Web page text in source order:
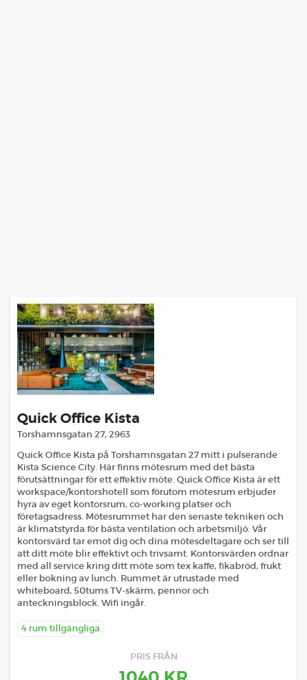
Quick Office Kista
Torshamnsgatan 27, 2963
Quick Office Kista på Torshamnsgatan 27 mitt i pulserande
Kista Science City. Här finns mötesrum med det bästa
förutsättningar för ett effektiv möte. Quick Office Kista är ett
workspace/kontorshotell som förutom mötesrum erbjuder
hyra av eget kontorsrum, co-working platser och
företagsadress. Mötesrummet har den senaste tekniken och
är klimatstyrda för bästa ventilation och arbetsmiljö. Vår
kontorsvärd tar emot dig och dina mötesdeltagare och ser till
att ditt möte blir effektivt och trivsamt. Kontorsvärden ordnar
med all service kring ditt möte som tex kaffe, fikabröd, frukt
eller bokning av lunch. Rummet är utrustade med
whiteboard, 50tums TV-skärm, pennor och
anteckningsblock. Wifi ingår.
4 rum tillgängliga
PRIS FRÅN